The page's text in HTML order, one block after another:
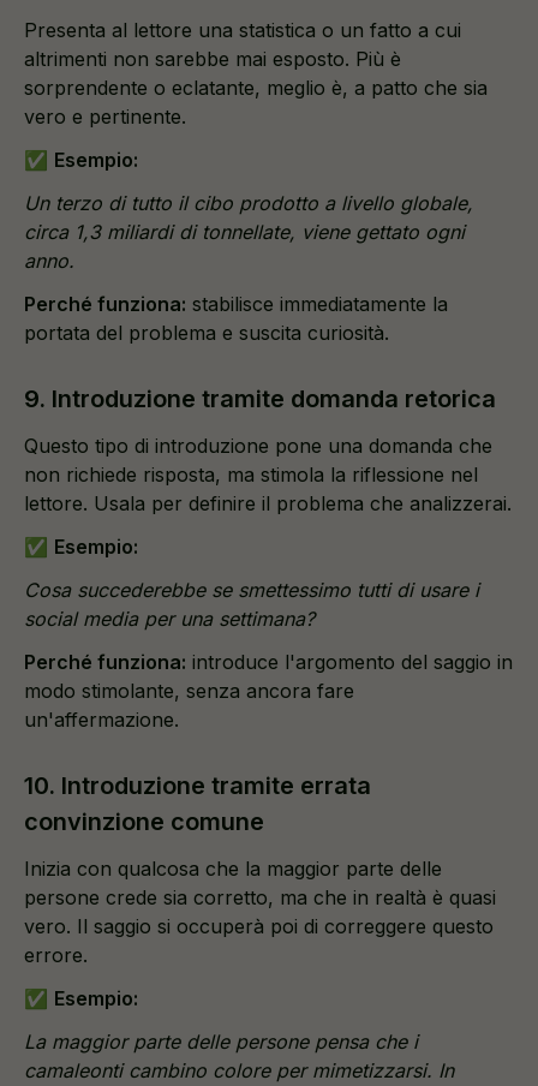
Presenta al lettore una statistica o un fatto a cui
altrimenti non sarebbe mai esposto. Più è
sorprendente o eclatante, meglio è, a patto che sia
vero e pertinente.
✅ Esempio:
Un terzo di tutto il cibo prodotto a livello globale,
circa 1,3 miliardi di tonnellate, viene gettato ogni
anno.
Perché funziona: stabilisce immediatamente la
portata del problema e suscita curiosità.
9. Introduzione tramite domanda retorica
Questo tipo di introduzione pone una domanda che
non richiede risposta, ma stimola la riflessione nel
lettore. Usala per definire il problema che analizzerai.
✅ Esempio:
Cosa succederebbe se smettessimo tutti di usare i
social media per una settimana?
Perché funziona: introduce l'argomento del saggio in
modo stimolante, senza ancora fare
un'affermazione.
10. Introduzione tramite errata
convinzione comune
Inizia con qualcosa che la maggior parte delle
persone crede sia corretto, ma che in realtà è quasi
vero. Il saggio si occuperà poi di correggere questo
errore.
✅ Esempio:
La maggior parte delle persone pensa che i
camaleonti cambino colore per mimetizzarsi. In